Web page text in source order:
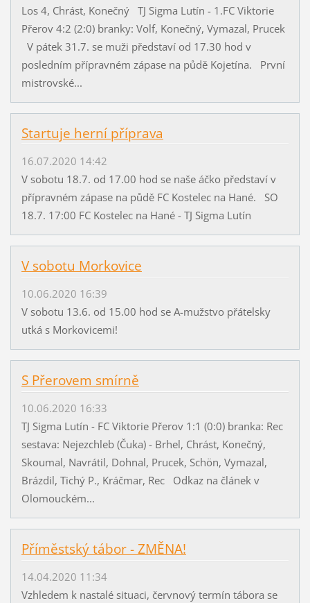
Los 4, Chrást, Konečný TJ Sigma Lutín - 1.FC Viktorie
Přerov 4:2 (2:0) branky: Volf, Konečný, Vymazal, Prucek
V pátek 31.7. se muži představí od 17.30 hod v
posledním přípravném zápase na půdě Kojetína. První
mistrovské...
Startuje herní příprava
16.07.2020 14:42
V sobotu 18.7. od 17.00 hod se naše áčko představí v
přípravném zápase na půdě FC Kostelec na Hané. SO
18.7. 17:00 FC Kostelec na Hané - TJ Sigma Lutín
V sobotu Morkovice
10.06.2020 16:39
V sobotu 13.6. od 15.00 hod se A-mužstvo přátelsky
utká s Morkovicemi!
S Přerovem smírně
10.06.2020 16:33
TJ Sigma Lutín - FC Viktorie Přerov 1:1 (0:0) branka: Rec
sestava: Nejezchleb (Čuka) - Brhel, Chrást, Konečný,
Skoumal, Navrátil, Dohnal, Prucek, Schön, Vymazal,
Brázdil, Tichý P., Kráčmar, Rec Odkaz na článek v
Olomouckém...
Příměstský tábor - ZMĚNA!
14.04.2020 11:34
Vzhledem k nastalé situaci, červnový termín tábora se